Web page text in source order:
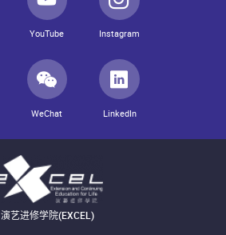
YouTube Instagram
WeChat LinkedIn
演艺进修学院(EXCEL)